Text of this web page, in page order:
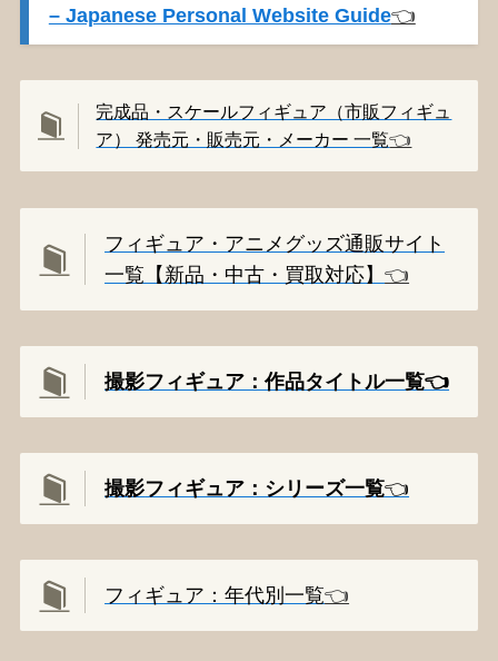
– Japanese Personal Website Guide👈️
完成品・スケールフィギュア（市販フィギュ
ア） 発売元・販売元・メーカー 一覧👈️
フィギュア・アニメグッズ通販サイト
一覧【新品・中古・買取対応】👈️
撮影フィギュア：作品タイトル一覧👈️
撮影フィギュア：シリーズ一覧👈️
フィギュア：年代別一覧👈️